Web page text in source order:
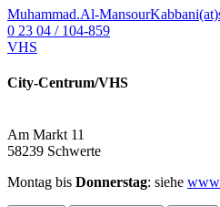
Muhammad.Al-
0 23 04 / 104-859
VHS
City-Centrum/VHS
Am Markt 11
58239 Schwerte
Montag bis Donnerstag: siehe